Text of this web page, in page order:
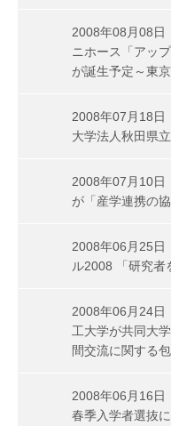
2008年08月08日
ニホース「アッ
が誕生予定～東
2008年07月18日
大学法人秋田県
2008年07月10日
が「産学連携の
2008年06月25日
ル2008 「研究者
2008年06月24日
工大学が共同大
間交流に関する
2008年06月16日
春季入学者選抜